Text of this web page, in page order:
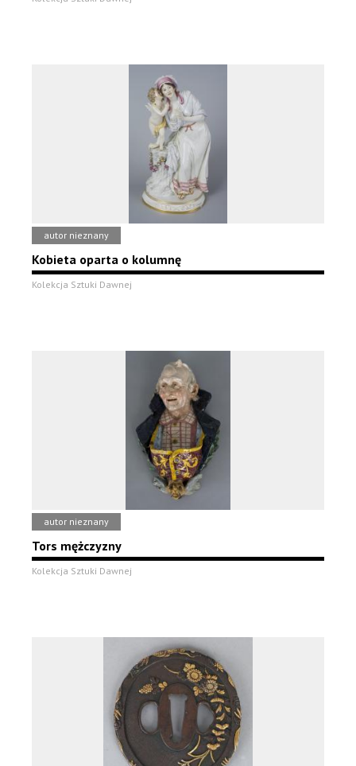
autor nieznany
Kobieta oparta o kolumnę
Kolekcja Sztuki Dawnej
autor nieznany
Tors mężczyzny
Kolekcja Sztuki Dawnej